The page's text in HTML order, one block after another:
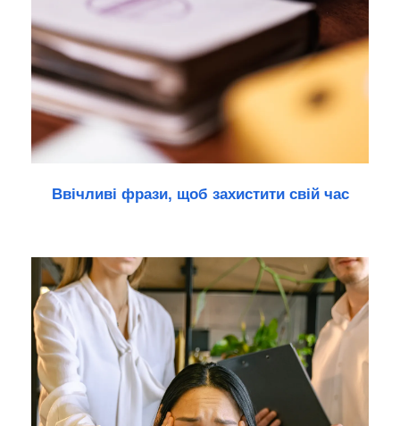
Ввічливі фрази, щоб захистити свій час